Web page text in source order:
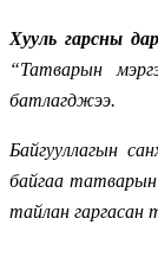
Хууль гарсны
“Татварын
батлагджээ.
Байгууллагын
байгаа татварын
тайлан гаргасан